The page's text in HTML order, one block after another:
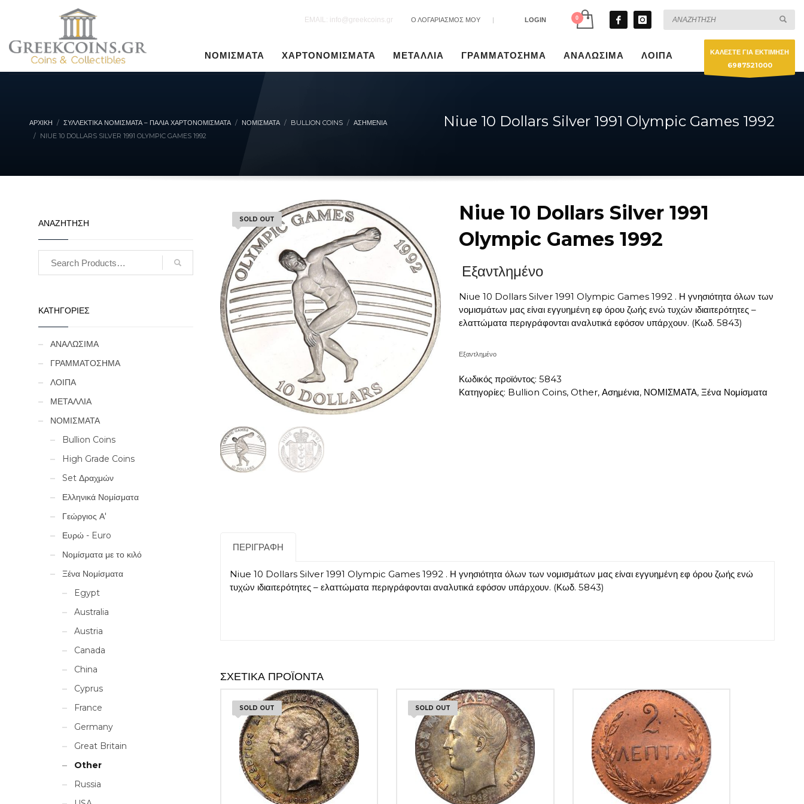
EMAIL: info@greekcoins.gr Ο ΛΟΓΑΡΙΑΣΜΟΣ ΜΟΥ | LOGIN
ΝΟΜΙΣΜΑΤΑ ΧΑΡΤΟΝΟΜΙΣΜΑΤΑ ΜΕΤΑΛΛΙΑ ΓΡΑΜΜΑΤΟΣΗΜΑ ΑΝΑΛΩΣΙΜΑ ΛΟΙΠΑ
ΚΑΛΕΣΤΕ ΓΙΑ ΕΚΤΙΜΗΣΗ
6987521000
ΑΡΧΙΚΉ ΣΥΛΛΕΚΤΙΚΆ ΝΟΜΊΣΜΑΤΑ – ΠΑΛΙΆ ΧΑΡΤΟΝΟΜΊΣΜΑΤΑ ΝΟΜΙΣΜΑΤΑ BULLION COINS
ΑΣΗΜΈΝΙΑ
NIUE 10 DOLLARS SILVER 1991 OLYMPIC GAMES 1992
Niue 10 Dollars Silver 1991 Olympic Games 1992
SOLD OUT
Niue 10 Dollars Silver 1991
Olympic Games 1992
Εξαντλημένο
Niue 10 Dollars Silver 1991 Olympic Games 1992 . Η γνησιότητα όλων των
νομισμάτων μας είναι εγγυημένη εφ όρου ζωής ενώ τυχών ιδιαιτερότητες –
ελαττώματα περιγράφονται αναλυτικά εφόσον υπάρχουν. (Κωδ. 5843)
Εξαντλημένο
Κωδικός προϊόντος: 5843
Κατηγορίες: Bullion Coins, Other, Ασημένια, ΝΟΜΙΣΜΑΤΑ, Ξένα Νομίσματα
ΠΕΡΙΓΡΑΦΉ
Niue 10 Dollars Silver 1991 Olympic Games 1992 . Η γνησιότητα όλων των νομισμάτων μας είναι εγγυημένη εφ όρου ζωής ενώ
τυχών ιδιαιτερότητες – ελαττώματα περιγράφονται αναλυτικά εφόσον υπάρχουν. (Κωδ. 5843)
ΣΧΕΤΙΚΆ ΠΡΟΪΌΝΤΑ
SOLD OUT SOLD OUT
ΑΝΑΖΗΤΗΣΗ
ΚΑΤΗΓΟΡΙΕΣ
ΑΝΑΛΩΣΙΜΑ
ΓΡΑΜΜΑΤΟΣΗΜΑ
ΛΟΙΠΑ
ΜΕΤΑΛΛΙΑ
ΝΟΜΙΣΜΑΤΑ
Bullion Coins
High Grade Coins
Set Δραχμών
Ελληνικά Νομίσματα
Γεώργιος Α'
Ευρώ - Euro
Νομίσματα με το κιλό
Ξένα Νομίσματα
Egypt
Australia
Austria
Canada
China
Cyprus
France
Germany
Great Britain
Other
Russia